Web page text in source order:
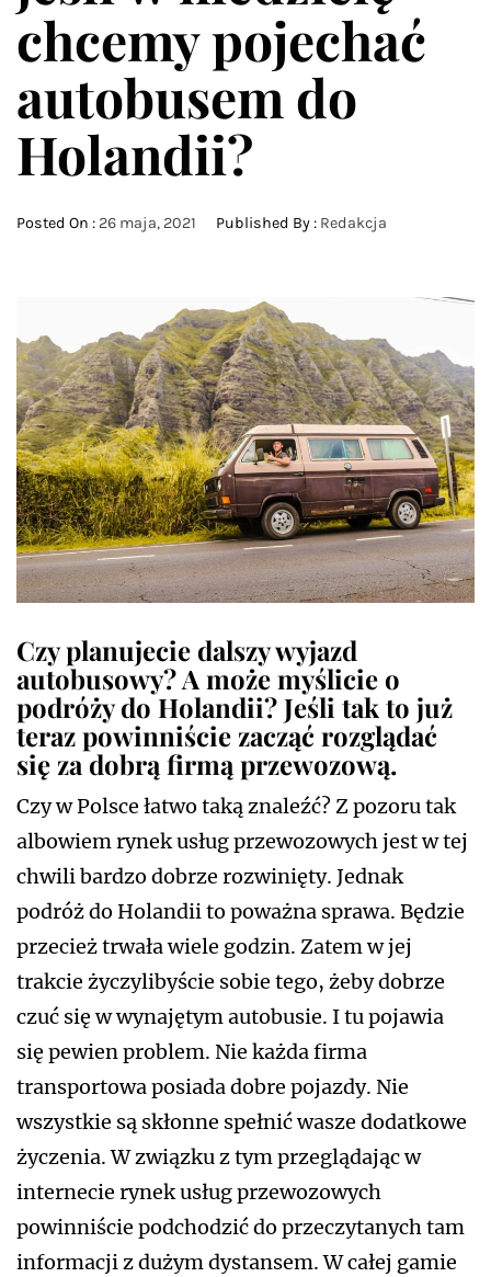
chcemy pojechać
autobusem do
Holandii?
Posted On : 26 maja, 2021 Published By : Redakcja
Czy planujecie dalszy wyjazd
autobusowy? A może myślicie o
podróży do Holandii? Jeśli tak to już
teraz powinniście zacząć rozglądać
się za dobrą firmą przewozową.
Czy w Polsce łatwo taką znaleźć? Z pozoru tak
albowiem rynek usług przewozowych jest w tej
chwili bardzo dobrze rozwinięty. Jednak
podróż do Holandii to poważna sprawa. Będzie
przecież trwała wiele godzin. Zatem w jej
trakcie życzylibyście sobie tego, żeby dobrze
czuć się w wynajętym autobusie. I tu pojawia
się pewien problem. Nie każda firma
transportowa posiada dobre pojazdy. Nie
wszystkie są skłonne spełnić wasze dodatkowe
życzenia. W związku z tym przeglądając w
internecie rynek usług przewozowych
powinniście podchodzić do przeczytanych tam
informacji z dużym dystansem. W całej gamie